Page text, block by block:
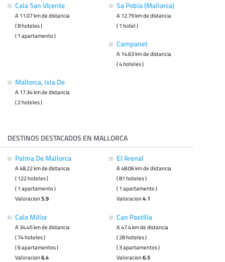
Cala San Vicente
A 11.07 km de distancia
( 8 hoteles )
( 1 apartamento )
Sa Pobla (Mallorca)
A 12.79 km de distancia
( 1 hotel )
Campanet
A 14.63 km de distancia
( 4 hoteles )
Mallorca, Isla De
A 17.34 km de distancia
( 2 hoteles )
DESTINOS DESTACADOS EN MALLORCA
Palma De Mallorca
A 48.22 km de distancia
( 122 hoteles )
( 1 apartamento )
Valoracion5.9
El Arenal
A 48.06 km de distancia
( 81 hoteles )
( 1 apartamento )
Valoracion4.1
Cala Millor
A 34.45 km de distancia
( 74 hoteles )
( 6 apartamentos )
Valoracion6.4
Can Pastilla
A 47.4 km de distancia
( 28 hoteles )
( 3 apartamentos )
Valoracion6.5